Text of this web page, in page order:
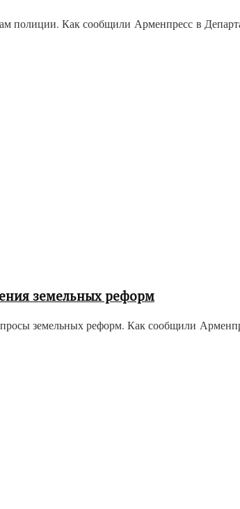
полиции. Как сообщили Арменпресс в
земельных реформ
земельных реформ. Как сообщили